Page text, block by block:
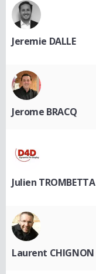
Jeremie DALLE
Jerome BRACQ
Julien TROMBETTA
Laurent CHIGNON